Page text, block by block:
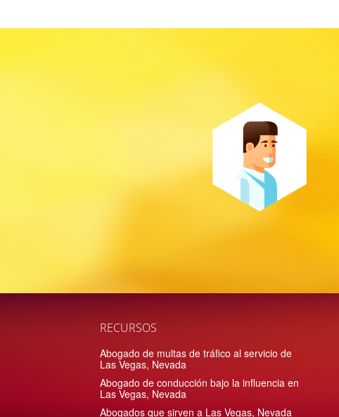
RECURSOS
Abogado de multas de tráfico al servicio de
Las Vegas, Nevada
Abogado de conducción bajo la influencia en
Las Vegas, Nevada
Abogados que sirven a Las Vegas, Nevada